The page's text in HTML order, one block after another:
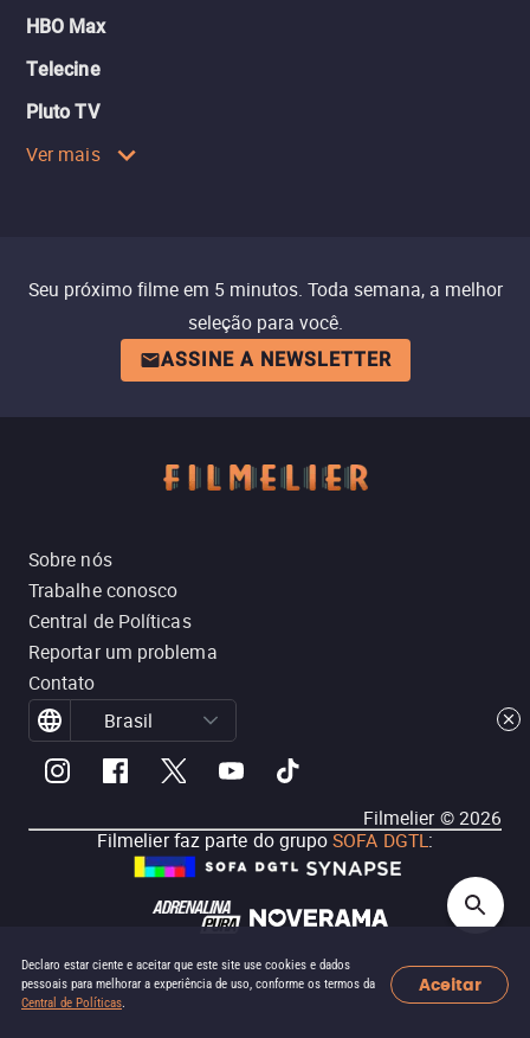
Declaro estar ciente e aceitar que este site use cookies e dados
pessoais para melhorar a experiência de uso, conforme os termos da
Central de Políticas.
Aceitar
HBO Max
Telecine
Pluto TV
Ver mais
Seu próximo filme em 5 minutos. Toda semana, a melhor
seleção para você.
ASSINE A NEWSLETTER
Sobre nós
Trabalhe conosco
Central de Políticas
Reportar um problema
Contato
Brasil
Filmelier ©2026
Filmelier faz parte do grupoSOFA DGTL: